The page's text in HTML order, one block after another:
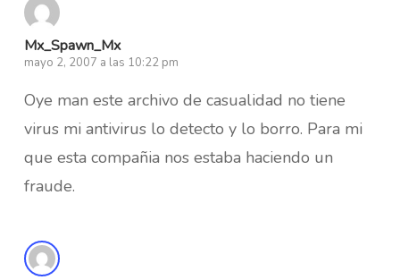
Mx_Spawn_Mx
mayo 2, 2007 a las 10:22 pm
Oye man este archivo de casualidad no tiene
virus mi antivirus lo detecto y lo borro. Para mi
que esta compañia nos estaba haciendo un
fraude.